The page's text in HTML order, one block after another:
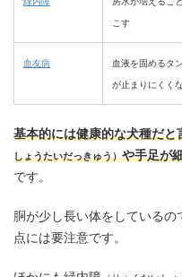
こす
血友病
血液を固めるタ
が止まりにくく
基本的には健康的な犬種だ
しょうたいだっきゅう）や手足が
です。
胴が少し長い体をしている
点には要注意です。